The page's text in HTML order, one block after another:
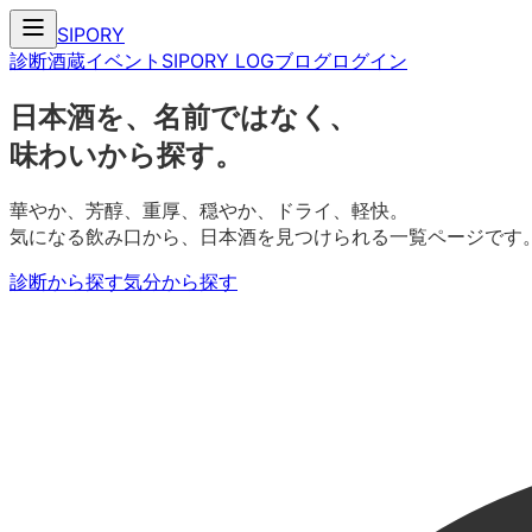
SIPORY
診断酒蔵イベント SIPORY LOGブログログイン
日本酒を、名前ではなく、
味わいから探す。
華やか、芳醇、重厚、穏やか、ドライ、軽快。
気になる飲み口から、日本酒を見つけられる一覧ページです
診断から探す気分から探す